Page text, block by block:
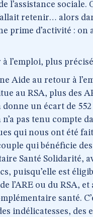
l’assistance
retenir… alors
prime d’activité : on
l’emploi, plus
Aide au retour à
au RSA, plus des
un écart de
pas tenu compte
qui nous ont été
qui bénéficie
Santé Solidarité,
puisqu’elle est
l’ARE ou du RSA,
santé.
indélicatesses, des